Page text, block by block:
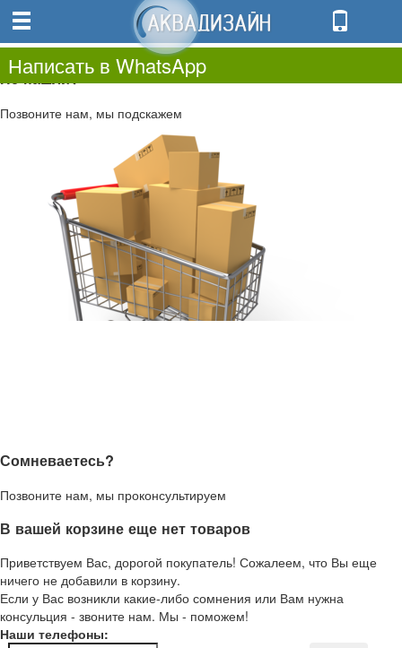
0.00
0
Не нашли?
Позвоните нам, мы подскажем
Сомневаетесь?
Позвоните нам, мы проконсультируем
В вашей корзине еще нет товаров
Приветствуем Вас, дорогой покупатель! Сожалеем, что Вы еще
ничего не добавили в корзину.
Если у Вас возникли какие-либо сомнения или Вам нужна
консульция - звоните нам. Мы - поможем!
Наши телефоны:
Написать в WhatsApp